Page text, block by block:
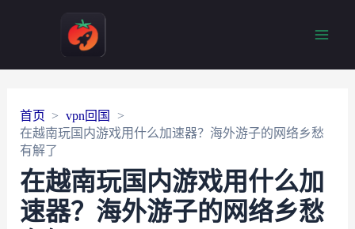
首页
vpn回国
在越南玩国内游戏用什么加速器？海外游子的网络乡愁
有解了
在越南玩国内游戏用什么加
速器？海外游子的网络乡愁